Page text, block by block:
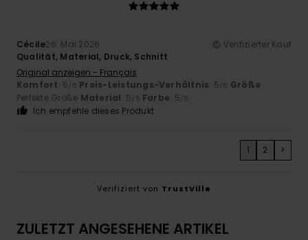
Cécile26. Mai 2026
Verifizierter Kauf
Qualität, Material, Druck, Schnitt
Original anzeigen - Français
Komfort: 5/5 Preis-Leistungs-Verhältnis: 5/5 Größe:
Perfekte Größe Material: 5/5 Farbe: 5/5
Ich empfehle dieses Produkt
1 2 >
Verifiziert von TrustVille
ZULETZT ANGESEHENE ARTIKEL